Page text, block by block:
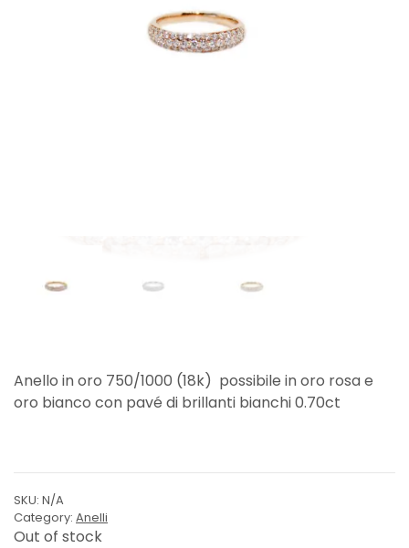
Anello in oro 750/1000 (18k) possibile in oro rosa e
oro bianco con pavé di brillanti bianchi 0.70ct
SKU: N/A
Category: Anelli
Out of stock